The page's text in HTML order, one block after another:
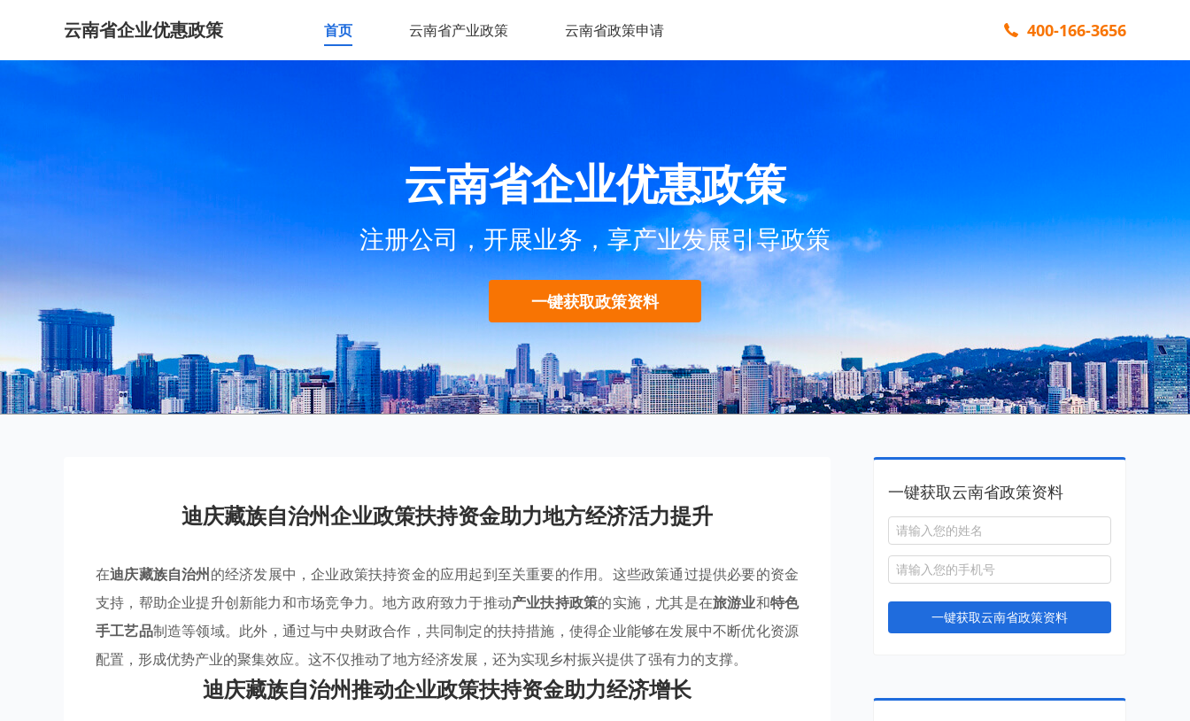
云南省企业优惠政策 首页 云南省产业政策 云南省政策申请 400-166-3656
云南省企业优惠政策
注册公司，开展业务，享产业发展引导政策
一键获取政策资料
迪庆藏族自治州企业政策扶持资金助力地方经济活力提升
在迪庆藏族自治州的经济发展中，企业政策扶持资金的应用起到至关重要的作用。这些政策通过提供必要的资金
支持，帮助企业提升创新能力和市场竞争力。地方政府致力于推动产业扶持政策的实施，尤其是在旅游业和特色
手工艺品制造等领域。此外，通过与中央财政合作，共同制定的扶持措施，使得企业能够在发展中不断优化资源
配置，形成优势产业的聚集效应。这不仅推动了地方经济发展，还为实现乡村振兴提供了强有力的支撑。
迪庆藏族自治州推动企业政策扶持资金助力经济增长
一键获取云南省政策资料
一键获取云南省政策资料